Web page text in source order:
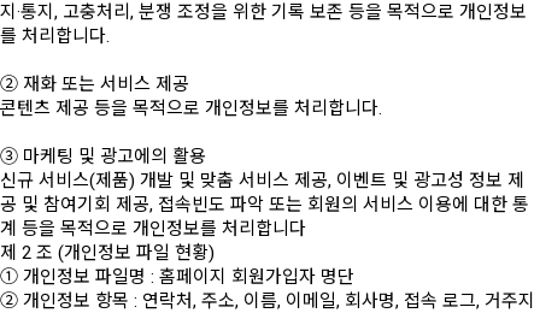
지·통지, 고충처리, 분쟁 조정을 위한 기록 보존 등을 목적으로 개인정보
를 처리합니다.
② 재화 또는 서비스 제공
콘텐츠 제공 등을 목적으로 개인정보를 처리합니다.
③ 마케팅 및 광고에의 활용
신규 서비스(제품) 개발 및 맞춤 서비스 제공, 이벤트 및 광고성 정보 제
공 및 참여기회 제공, 접속빈도 파악 또는 회원의 서비스 이용에 대한 통
계 등을 목적으로 개인정보를 처리합니다
제 2 조 (개인정보 파일 현황)
① 개인정보 파일명 : 홈페이지 회원가입자 명단
② 개인정보 항목 : 연락처, 주소, 이름, 이메일, 회사명, 접속 로그, 거주지